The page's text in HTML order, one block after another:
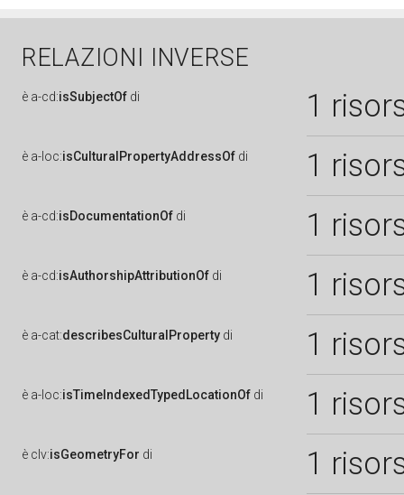
RELAZIONI INVERSE
è a-cd:isSubjectOf di 1
è a-loc:isCulturalPropertyAddressOf di 1
è a-cd:isDocumentationOf di 1
è a-cd:isAuthorshipAttributionOf di 1
è a-cat:describesCulturalProperty di 1
è a-loc:isTimeIndexedTypedLocationOf di 1
è clv:isGeometryFor di 1